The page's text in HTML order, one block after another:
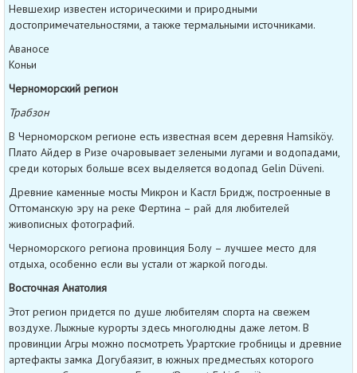
Невшехир известен историческими и природными
достопримечательностями, а также термальными источниками.
Аваносе
Коньи
Черноморский регион
Трабзон
В Черноморском регионе есть известная всем деревня Hamsiköy.
Плато Айдер в Ризе очаровывает зелеными лугами и водопадами,
среди которых больше всех выделяется водопад Gelin Düveni.
Древние каменные мосты Микрон и Кастл Бридж, построенные в
Оттоманскую эру на реке Фертина – рай для любителей
живописных фотографий.
Черноморского региона провинция Болу – лучшее место для
отдыха, особенно если вы устали от жаркой погоды.
Восточная Анатолия
Этот регион придется по душе любителям спорта на свежем
воздухе. Лыжные курорты здесь многолюдны даже летом. В
провинции Агры можно посмотреть Урартские гробницы и древние
артефакты замка Догубаязит, в южных предместьях которого